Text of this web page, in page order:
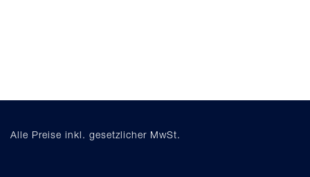
Alle Preise inkl. gesetzlicher MwSt.